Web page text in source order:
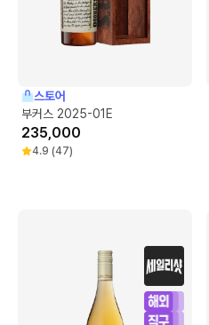
스토어
부커스 2025-01E
235,000
4.9 (47)